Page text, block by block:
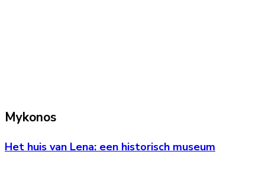
Mykonos
Het huis van Lena: een historisch museum